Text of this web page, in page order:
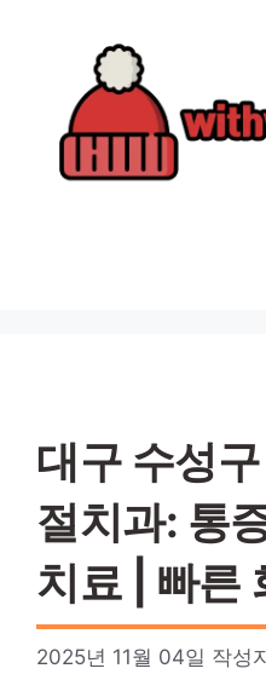
대구 수성
절치과: 통
치료 | 빠른
2025년 11월 04일 작성